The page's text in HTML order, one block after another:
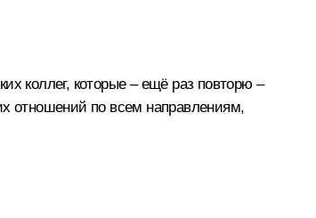
коллег, которые – ещё раз повторю –
отношений по всем направлениям,